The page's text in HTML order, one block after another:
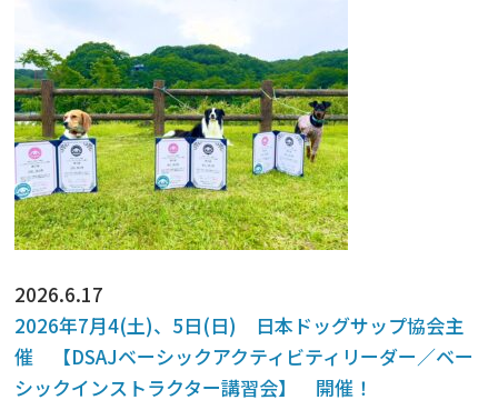
2026.6.17
2026年7月4(土)、5日(日) 日本ドッグサップ協会主
催 【DSAJベーシックアクティビティリーダー／ベー
シックインストラクター講習会】 開催！